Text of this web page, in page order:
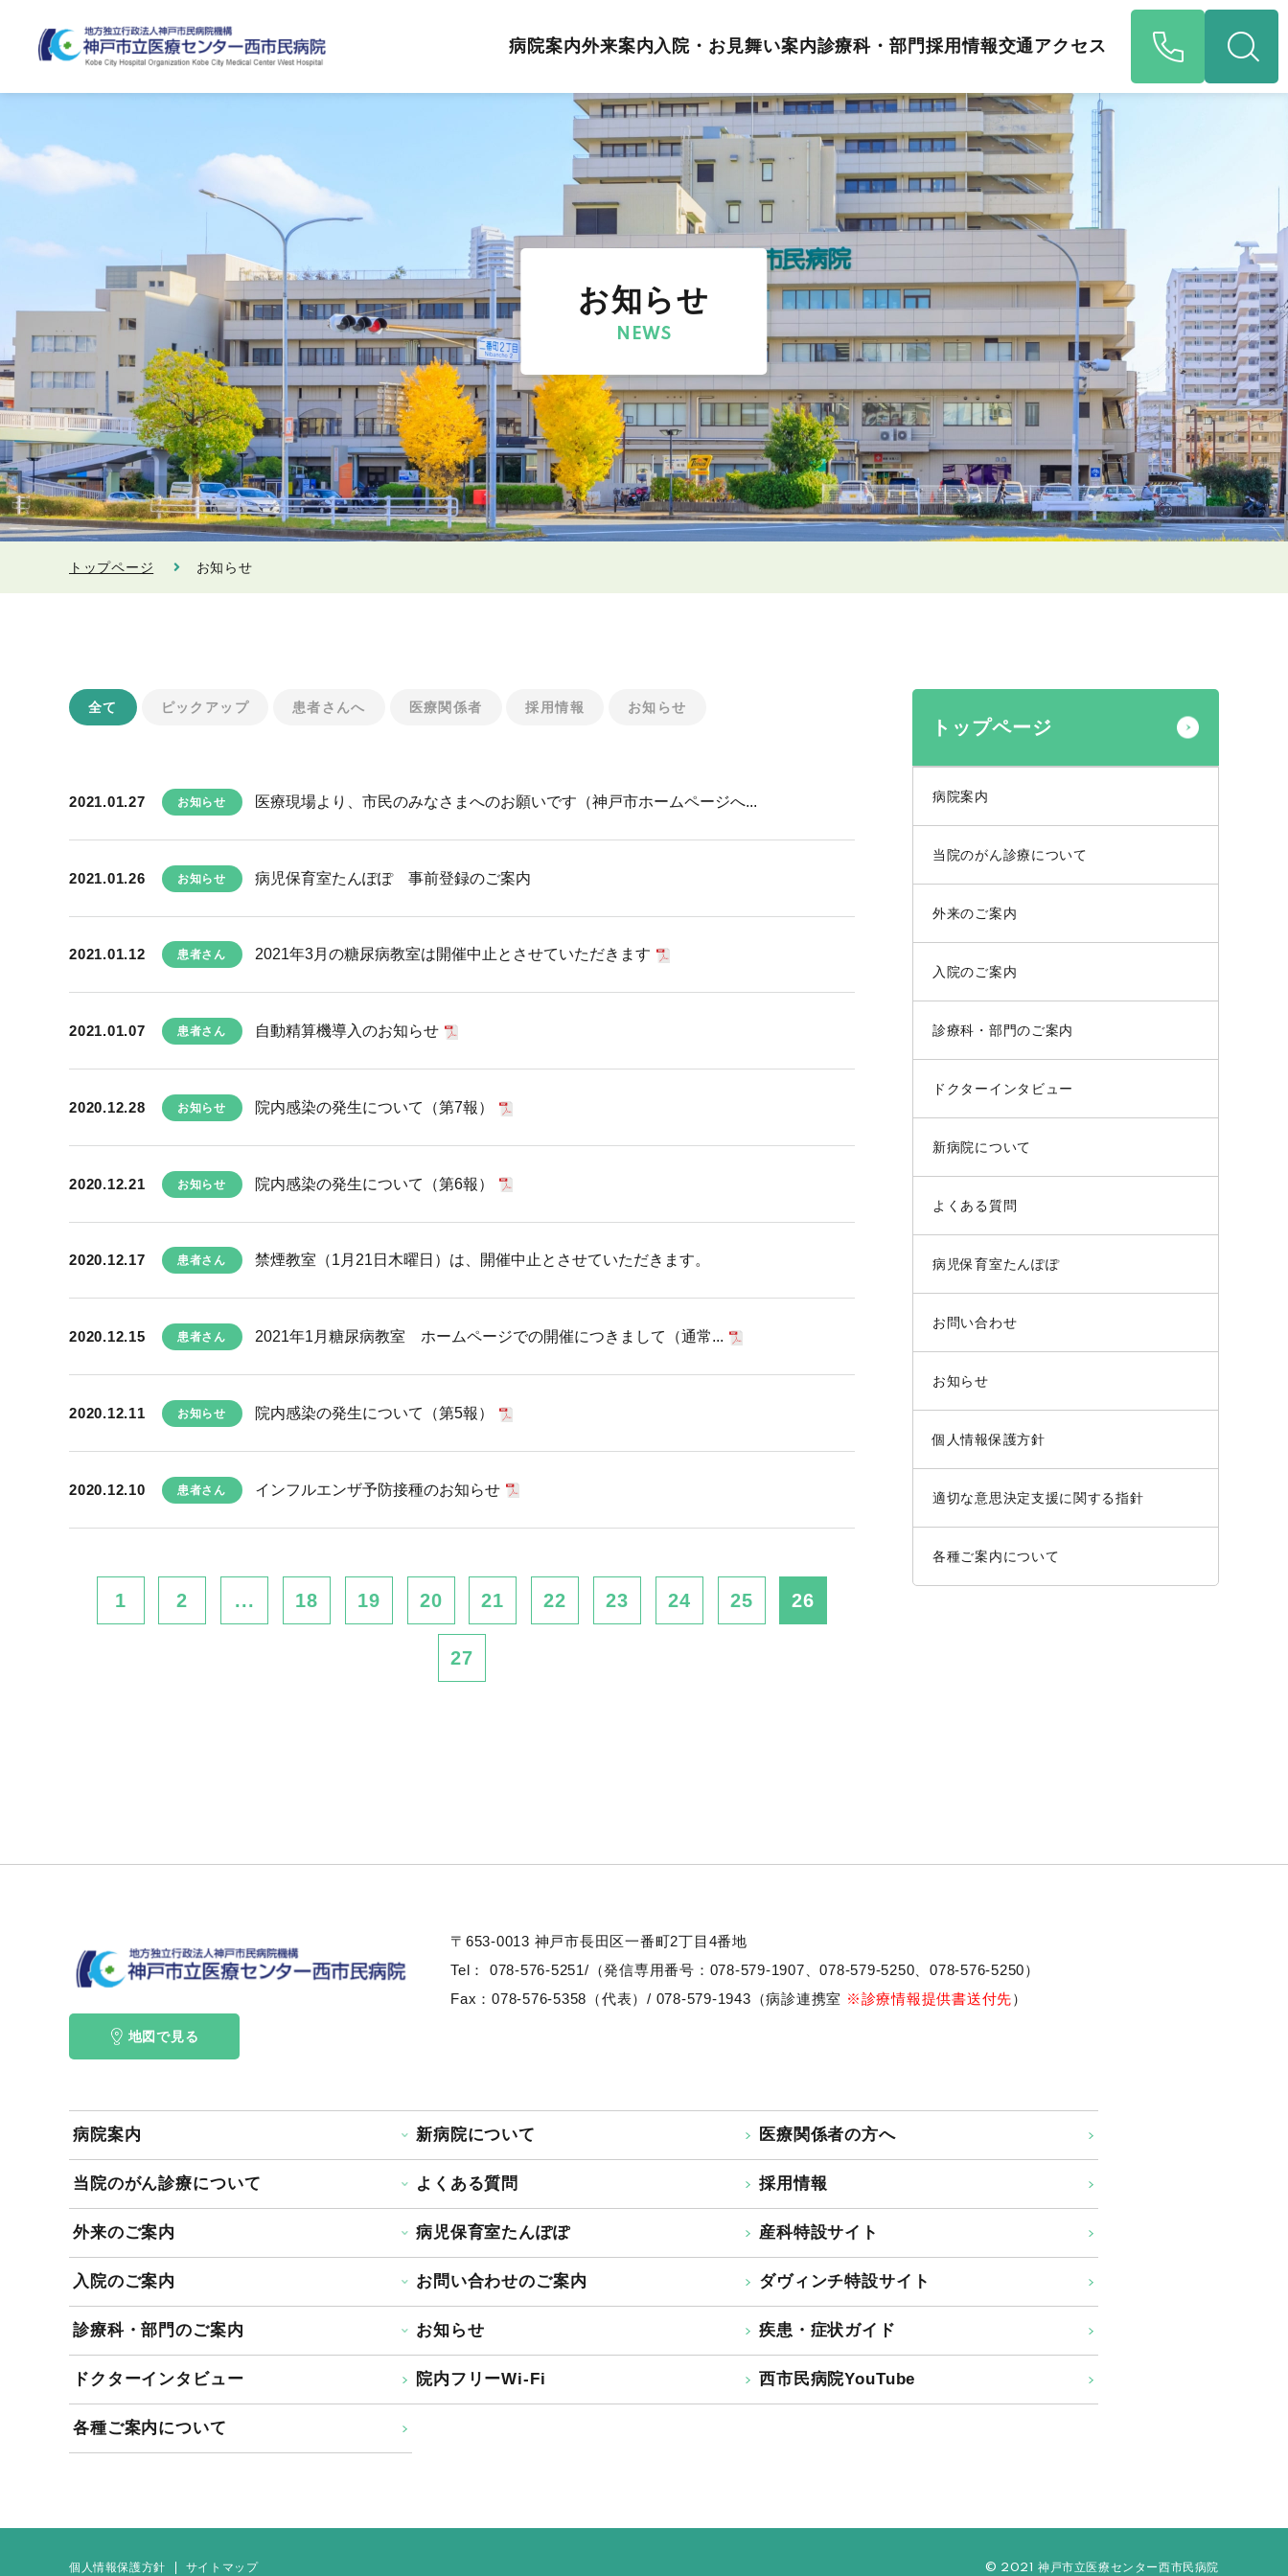
病院案内外来案内入院・お見舞い案内診療科・部門 採用情報交通アクセス
お知らせ
NEWS
トップページ お知らせ
全て ピックアップ 患者さんへ 医療関係者 採用情報 お知らせ
2021.01.27 お知らせ 医療現場より、市民のみなさまへのお願いです（神戸市ホームページへ...
2021.01.26 お知らせ 病児保育室たんぽぽ 事前登録のご案内
2021.01.12 患者さん 2021年3月の糖尿病教室は開催中止とさせていただきます
2021.01.07 患者さん 自動精算機導入のお知らせ
2020.12.28 お知らせ 院内感染の発生について（第7報）
2020.12.21 お知らせ 院内感染の発生について（第6報）
2020.12.17 患者さん 禁煙教室（1月21日木曜日）は、開催中止とさせていただきます。
2020.12.15 患者さん 2021年1月糖尿病教室 ホームページでの開催につきまして（通常...
2020.12.11 お知らせ 院内感染の発生について（第5報）
2020.12.10 患者さん インフルエンザ予防接種のお知らせ
1 2 ... 18 19 20 21 22 23 24 25 26
27
トップページ
病院案内
当院のがん診療について
外来のご案内
入院のご案内
診療科・部門のご案内
ドクターインタビュー
新病院について
よくある質問
病児保育室たんぽぽ
お問い合わせ
お知らせ
個人情報保護方針
適切な意思決定支援に関する指針
各種ご案内について
〒653-0013 神戸市長田区一番町2丁目4番地
Tel：
078-576-5251/（発信専用番号：078-579-1907、078-579-5250、 078-576-5250）
Fax：078-576-5358（代表）/ 078-579-1943（病診連携室 ※診療情報提供書送付先）
地図で見る
病院案内
当院のがん診療について
外来のご案内
入院のご案内
診療科・部門のご案内
ドクターインタビュー
各種ご案内について
新病院について
よくある質問
病児保育室たんぽぽ
お問い合わせのご案内
お知らせ
院内フリーWi-Fi
医療関係者の方へ
採用情報
産科特設サイト
ダヴィンチ特設サイト
疾患・症状ガイド
西市民病院YouTube
個人情報保護方針 サイトマップ © 2021 神戸市立医療センター西市民病院